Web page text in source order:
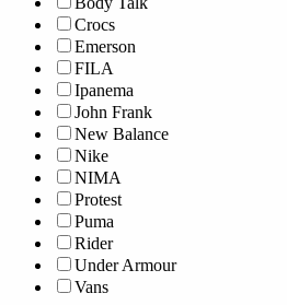
Crocs
Emerson
FILA
Ipanema
John Frank
New Balance
Nike
NIMA
Protest
Puma
Rider
Under Armour
Vans